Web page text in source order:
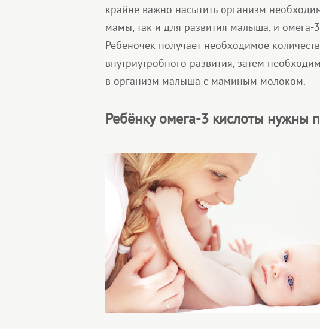
крайне важно насытить организм
мамы, так и для развития малыша, и омега-
Ребёночек получает необходимое
внутриутробного развития, затем
в организм малыша с маминым молоком.
Ребёнку омега-3 кислоты нужны